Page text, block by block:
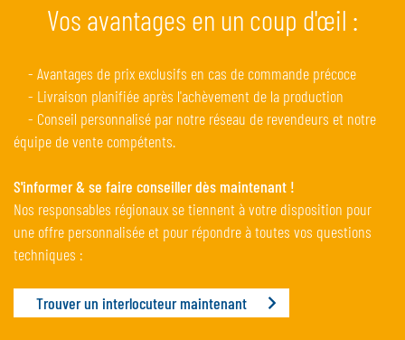
Vos avantages en un coup d'œil :
- Avantages de prix exclusifs en cas de commande précoce
- Livraison planifiée après l'achèvement de la production
- Conseil personnalisé par notre réseau de revendeurs et notre
équipe de vente compétents.
S'informer & se faire conseiller dès maintenant !
Nos responsables régionaux se tiennent à votre disposition pour
une offre personnalisée et pour répondre à toutes vos questions
techniques :
Trouver un interlocuteur maintenant